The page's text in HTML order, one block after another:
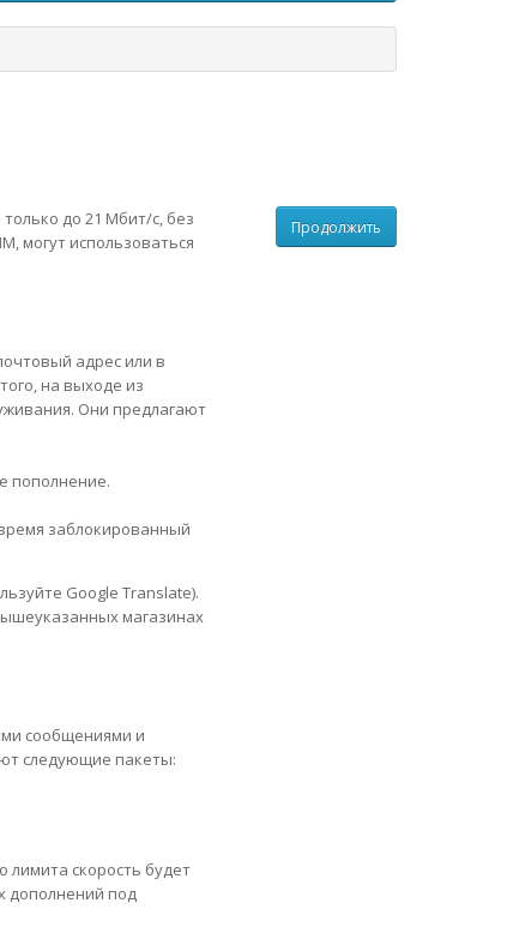
Продолжить
до 21 Мбит/с, без
могут использоваться
адрес или в
на выходе из
Они предлагают
пополнение.
заблокированный
Google Translate).
магазинах
сообщениями и
следующие пакеты:
лимита скорость будет
дополнений под